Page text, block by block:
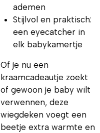
ademen
Stijlvol en praktisch:
een eyecatcher in
elk babykamertje
Of je nu een
kraamcadeautje zoekt
of gewoon je baby wilt
verwennen, deze
wiegdeken voegt een
beetje extra warmte en